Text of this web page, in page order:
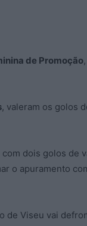
de Promoção
, valeram os golos
dois golos de
o apuramento
de Viseu vai